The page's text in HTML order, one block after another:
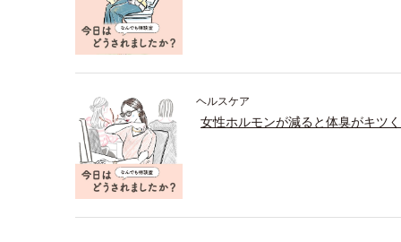
ヘルスケア
女性ホルモンが減ると体臭がキツ